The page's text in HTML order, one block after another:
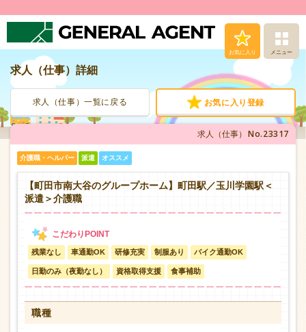
お気に入り メニュー
人材派遣サービス
転職支援サービス
登録から就業まで
お問い合わせ
求人（仕事）詳細
求人（仕事）一覧に戻る お気に入り登録
求人（仕事） No.23317
介護職・ヘルパー 派遣 オススメ
【町田市南大谷のグループホーム】町田駅／玉川学園駅＜
派遣＞介護職
残業なし 車通勤OK 研修充実 制服あり バイク通勤OK
日勤のみ（夜勤なし） 資格取得支援 食事補助
職種